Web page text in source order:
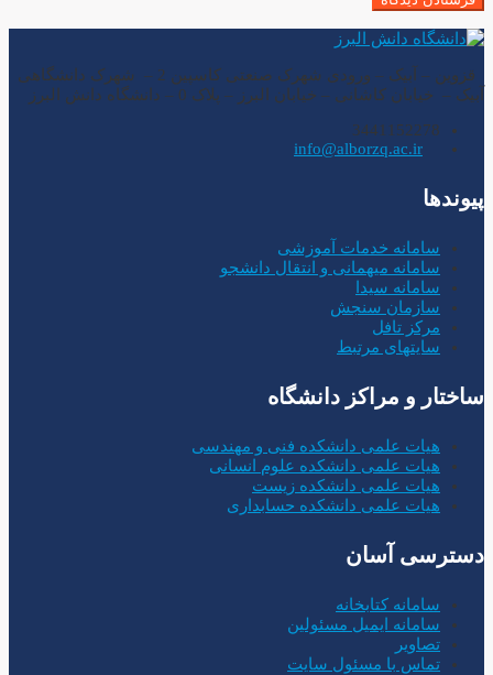
قزوین – آبیک – ورودی شهرک صنعتی کاسپین 2 – شهرک دانشگاهی
آبیک – خیابان کاشانی – خیابان البرز – پلاک 0 – دانشگاه دانش البرز
3441152278
info@alborzq.ac.ir
پیوندها
سامانه خدمات آموزشی
سامانه میهمانی و انتقال دانشجو
سامانه سیدا
سازمان سنجش
مرکز تافل
سایتهای مرتبط
ساختار و مراکز دانشگاه
هیات علمی دانشکده فنی و مهندسی
هیات علمی دانشکده علوم انسانی
هیات علمی دانشکده زیست
هیات علمی دانشکده حسابداری
دسترسی آسان
سامانه کتابخانه
سامانه ایمیل مسئولین
تصاویر
تماس با مسئول سایت